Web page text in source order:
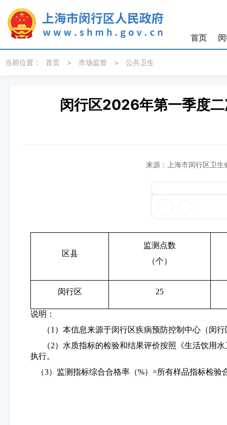
首页
当前位置： 首页 > 市场监管 > 公共卫生
闵行区2026年第一季度
来源：上海市闵行区卫
区县
监测点数
（个）
闵行区 25
说明：
（1）本信息来源于闵行区疾病预防控制中心 （闵行
（2）水质指标的检验和结果评价按照《生活饮用
执行。
（3）监测指标综合合格率（%）=所有样品指标检